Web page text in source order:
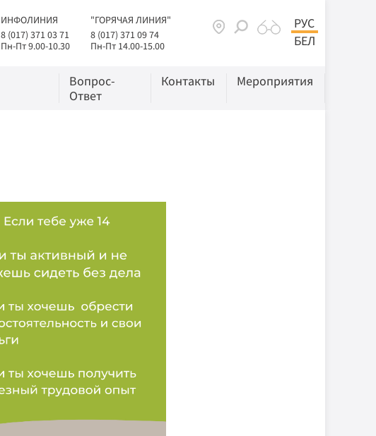
ИНФОЛИНИЯ
8 (017) 371 03 71
Пн-Пт 9.00-10.30
"ГОРЯЧАЯ ЛИНИЯ"
8 (017) 371 09 74
Пн-Пт 14.00-15.00
РУС
БЕЛ
Вопрос-
Ответ
Контакты Мероприятия